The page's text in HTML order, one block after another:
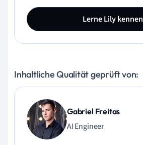
Lerne Lily kennen
Inhaltliche Qualität geprüft von:
Gabriel Freitas
AI Engineer